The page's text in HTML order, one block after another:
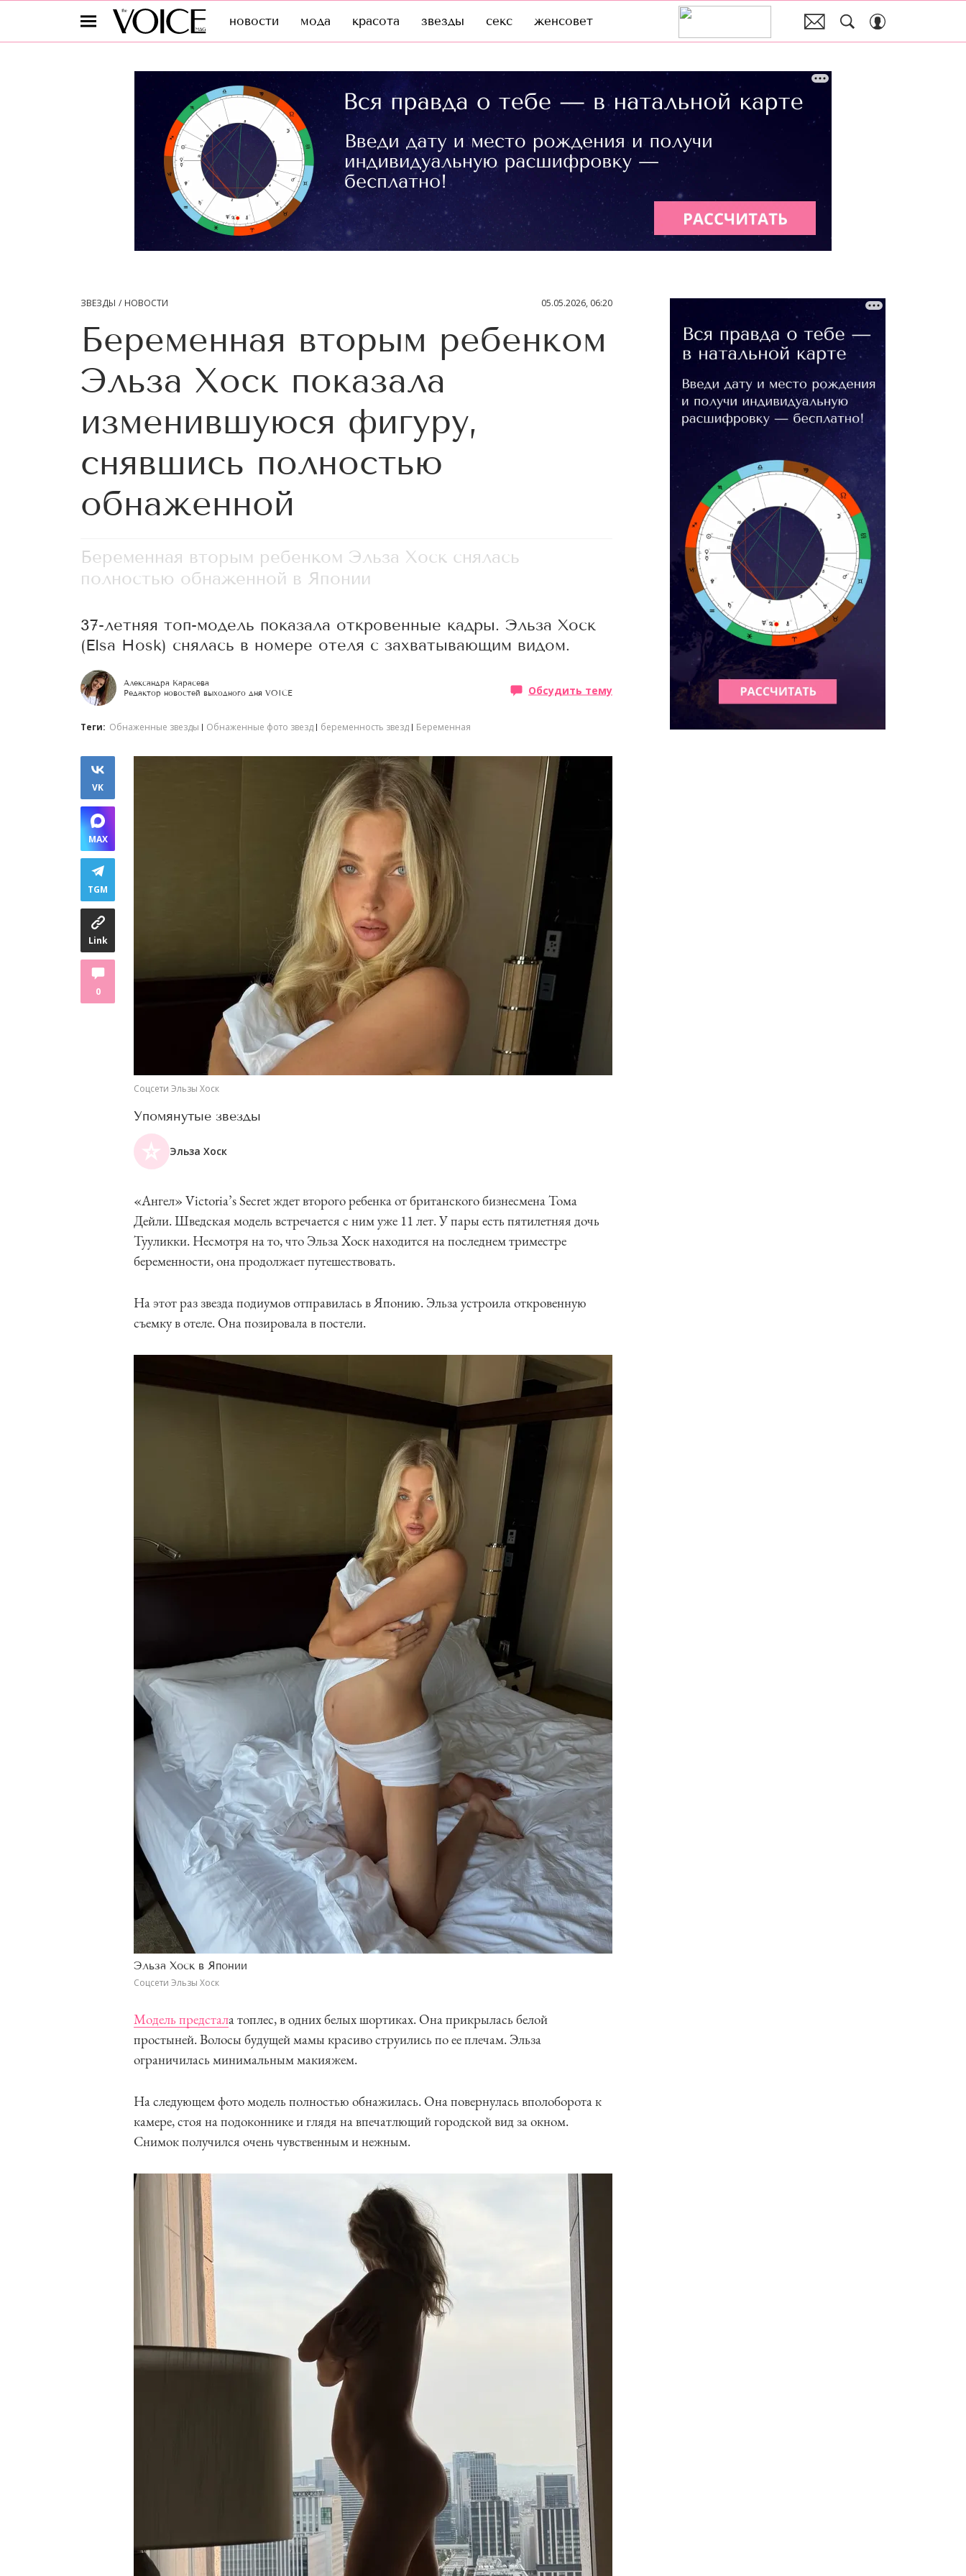
новости мода красота звезды секс женсовет
ЗВЕЗДЫ НОВОСТИ 05.05.2026, 06:20
Беременная вторым ребенком
Эльза Хоск показала
изменившуюся фигуру,
снявшись полностью
обнаженной
Беременная вторым ребенком Эльза Хоск снялась
полностью обнаженной в Японии
37-летняя топ-модель показала откровенные кадры. Эльза Хоск
(Elsa Hosk) снялась в номере отеля с захватывающим видом.
Александра Карасева
Редактор новостей выходного дня VOICE
Обсудить тему
Теги: Обнаженные звезды Обнаженные фото звезд беременность звезд Беременная
VK
MAX
TGM
Link
0
Соцсети Эльзы Хоск
Упомянутые звезды
Эльза Хоск
«Ангел» Victoria’s Secret ждет второго ребенка от британского бизнесмена Тома
Дейли. Шведская модель встречается с ним уже 11 лет. У пары есть пятилетняя дочь
Тууликки. Несмотря на то, что Эльза Хоск находится на последнем триместре
беременности, она продолжает путешествовать.
На этот раз звезда подиумов отправилась в Японию. Эльза устроила откровенную
съемку в отеле. Она позировала в постели.
Эльза Хоск в Японии
Соцсети Эльзы Хоск
Модель предстала топлес, в одних белых шортиках. Она прикрылась белой
простыней. Волосы будущей мамы красиво струились по ее плечам. Эльза
ограничилась минимальным макияжем.
На следующем фото модель полностью обнажилась. Она повернулась вполоборота к
камере, стоя на подоконнике и глядя на впечатлющий городской вид за окном.
Снимок получился очень чувственным и нежным.